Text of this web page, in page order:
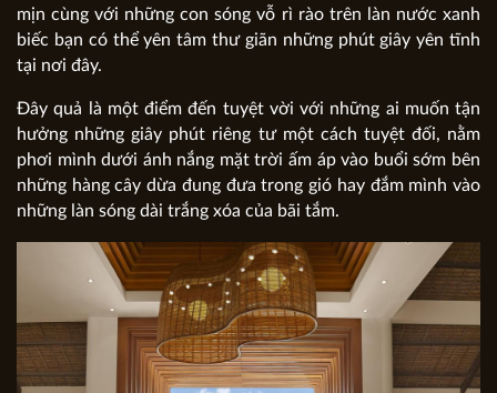
mịn cùng với những con sóng vỗ rì rào trên làn nước xanh
biếc bạn có thể yên tâm thư giãn những phút giây yên tĩnh
tại nơi đây.
Đây quả là một điểm đến tuyệt vời với những ai muốn tận
hưởng những giây phút riêng tư một cách tuyệt đối, nằm
phơi mình dưới ánh nắng mặt trời ấm áp vào buổi sớm bên
những hàng cây dừa đung đưa trong gió hay đắm mình vào
những làn sóng dài trắng xóa của bãi tắm.